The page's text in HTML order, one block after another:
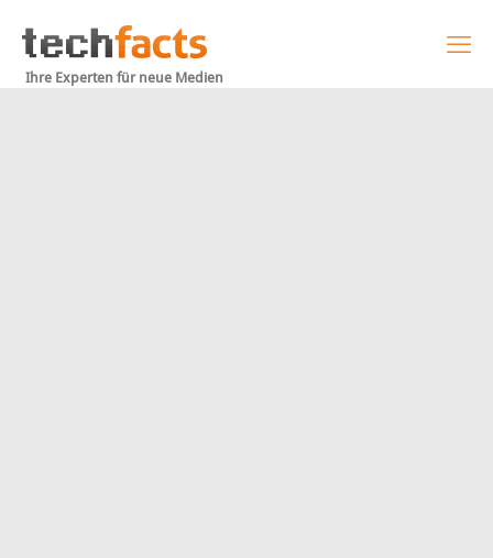
Ihre Experten für neue Medien